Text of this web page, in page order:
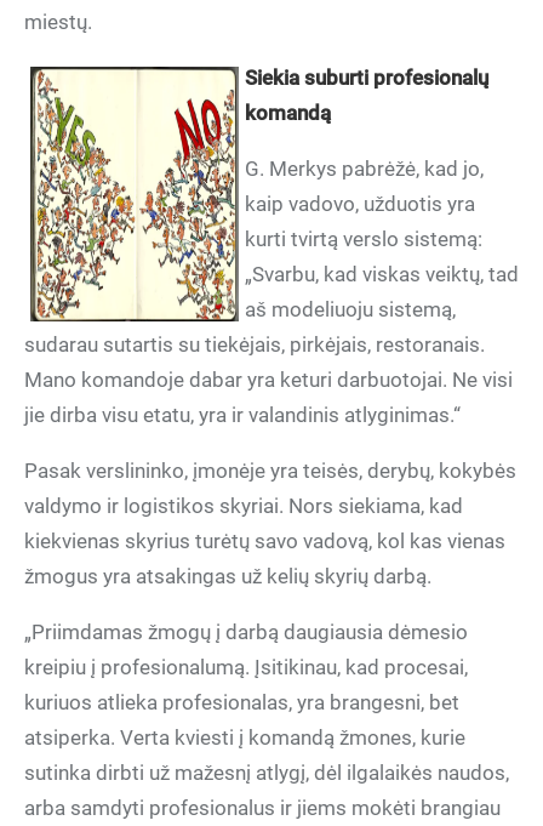
miestų.
Siekia suburti profesionalų
komandą
G. Merkys pabrėžė, kad jo,
kaip vadovo, užduotis yra
kurti tvirtą verslo sistemą:
„Svarbu, kad viskas veiktų, tad
aš modeliuoju sistemą,
sudarau sutartis su tiekėjais, pirkėjais, restoranais.
Mano komandoje dabar yra keturi darbuotojai. Ne visi
jie dirba visu etatu, yra ir valandinis atlyginimas.“
Pasak verslininko, įmonėje yra teisės, derybų, kokybės
valdymo ir logistikos skyriai. Nors siekiama, kad
kiekvienas skyrius turėtų savo vadovą, kol kas vienas
žmogus yra atsakingas už kelių skyrių darbą.
„Priimdamas žmogų į darbą daugiausia dėmesio
kreipiu į profesionalumą. Įsitikinau, kad procesai,
kuriuos atlieka profesionalas, yra brangesni, bet
atsiperka. Verta kviesti į komandą žmones, kurie
sutinka dirbti už mažesnį atlygį, dėl ilgalaikės naudos,
arba samdyti profesionalus ir jiems mokėti brangiau